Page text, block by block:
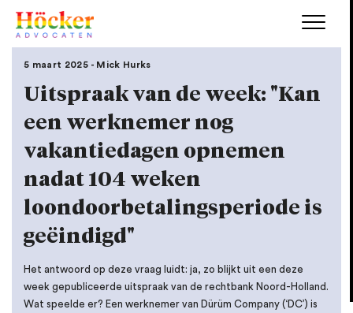
5 maart 2025 - Mick Hurks
Uitspraak van de week: "Kan
een werknemer nog
vakantiedagen opnemen
nadat 104 weken
loondoorbetalingsperiode is
geëindigd"
Het antwoord op deze vraag luidt: ja, zo blijkt uit een deze
week gepubliceerde uitspraak van de rechtbank Noord-Holland.
Wat speelde er? Een werknemer van Dürüm Company (‘DC’) is